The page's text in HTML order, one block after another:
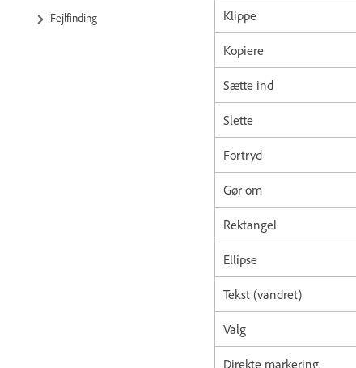
Fejlfinding Klippe
Kopiere
Sætte ind
Slette
Fortryd
Gør om
Rektangel
Ellipse
Tekst (vandret)
Valg
Direkte markering